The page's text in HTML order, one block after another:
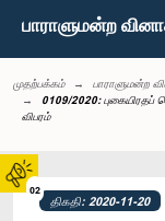
02
பாராளுமன்ற
முதற்பக்கம்
பாராளுமன்ற
0109/2020: புகையிரதப்
விபரம்
திகதி: 2020-11-20